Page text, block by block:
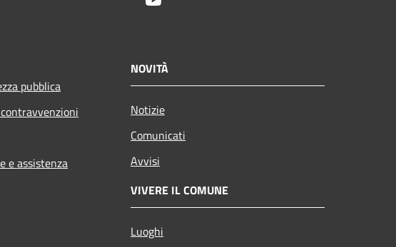
pubblica
e assistenza
NOVITÀ
Notizie
Comunicati
Avvisi
VIVERE IL COMUNE
Luoghi